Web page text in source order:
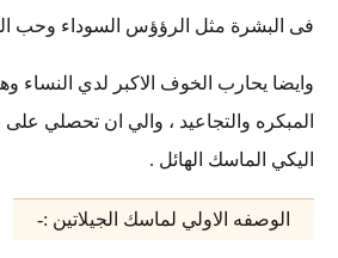
فى البشرة مثل الرؤؤس السوداء وحب
وايضا يحارب الخوف الاكبر لدي النساء
المبكره والتجاعيد ، والي ان تحصلي
اليكي الماسك الهائل .
الوصفه الاولي لماسك الجيلاتين :-